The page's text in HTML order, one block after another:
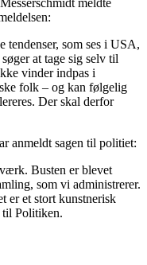
tendenser, som ses i USA,
at tage sig selv til
vinder indpas i
folk – og kan følgelig
Der skal derfor
anmeldt sagen til politiet:
Busten er blevet
som vi administrerer.
er et stort kunstnerisk
til Politiken.